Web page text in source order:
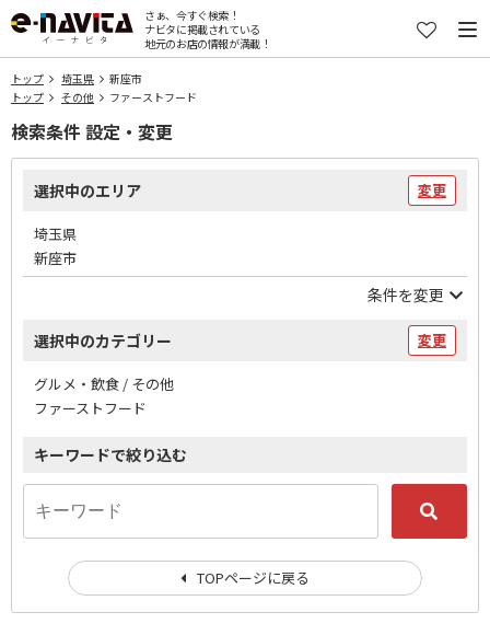
さぁ、今すぐ検索！
ナビタに掲載されている
地元のお店の情報が満載！
トップ 埼玉県
新座市
トップ
その他 ファーストフード
検索条件 設定・変更
選択中のエリア 変更
埼玉県
新座市
条件を変更
選択中のカテゴリー 変更
グルメ・飲食 / その他
ファーストフード
キーワードで絞り込む
TOPページに戻る